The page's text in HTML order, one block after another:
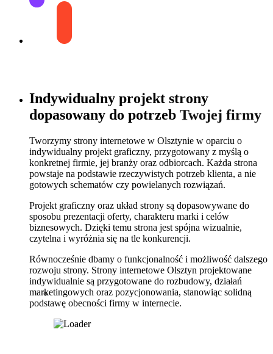
Indywidualny projekt strony
dopasowany do potrzeb Twojej firmy
Tworzymy strony internetowe w Olsztynie w oparciu o
indywidualny projekt graficzny, przygotowany z myślą o
konkretnej firmie, jej branży oraz odbiorcach. Każda strona
powstaje na podstawie rzeczywistych potrzeb klienta, a nie
gotowych schematów czy powielanych rozwiązań.
Projekt graficzny oraz układ strony są dopasowywane do
sposobu prezentacji oferty, charakteru marki i celów
biznesowych. Dzięki temu strona jest spójna wizualnie,
czytelna i wyróżnia się na tle konkurencji.
Równocześnie dbamy o funkcjonalność i możliwość dalszego
rozwoju strony. Strony internetowe Olsztyn projektowane
indywidualnie są przygotowane do rozbudowy, działań
marketingowych oraz pozycjonowania, stanowiąc solidną
podstawę obecności firmy w internecie.